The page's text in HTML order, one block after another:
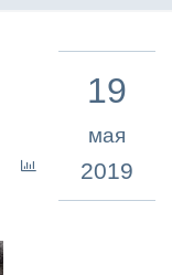
19
мая
2019